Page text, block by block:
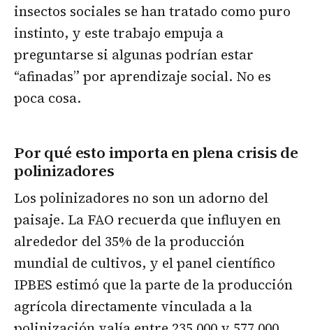
insectos sociales se han tratado como puro
instinto, y este trabajo empuja a
preguntarse si algunas podrían estar
“afinadas” por aprendizaje social. No es
poca cosa.
Por qué esto importa en plena crisis de
polinizadores
Los polinizadores no son un adorno del
paisaje. La FAO recuerda que influyen en
alrededor del 35% de la producción
mundial de cultivos, y el panel científico
IPBES estimó que la parte de la producción
agrícola directamente vinculada a la